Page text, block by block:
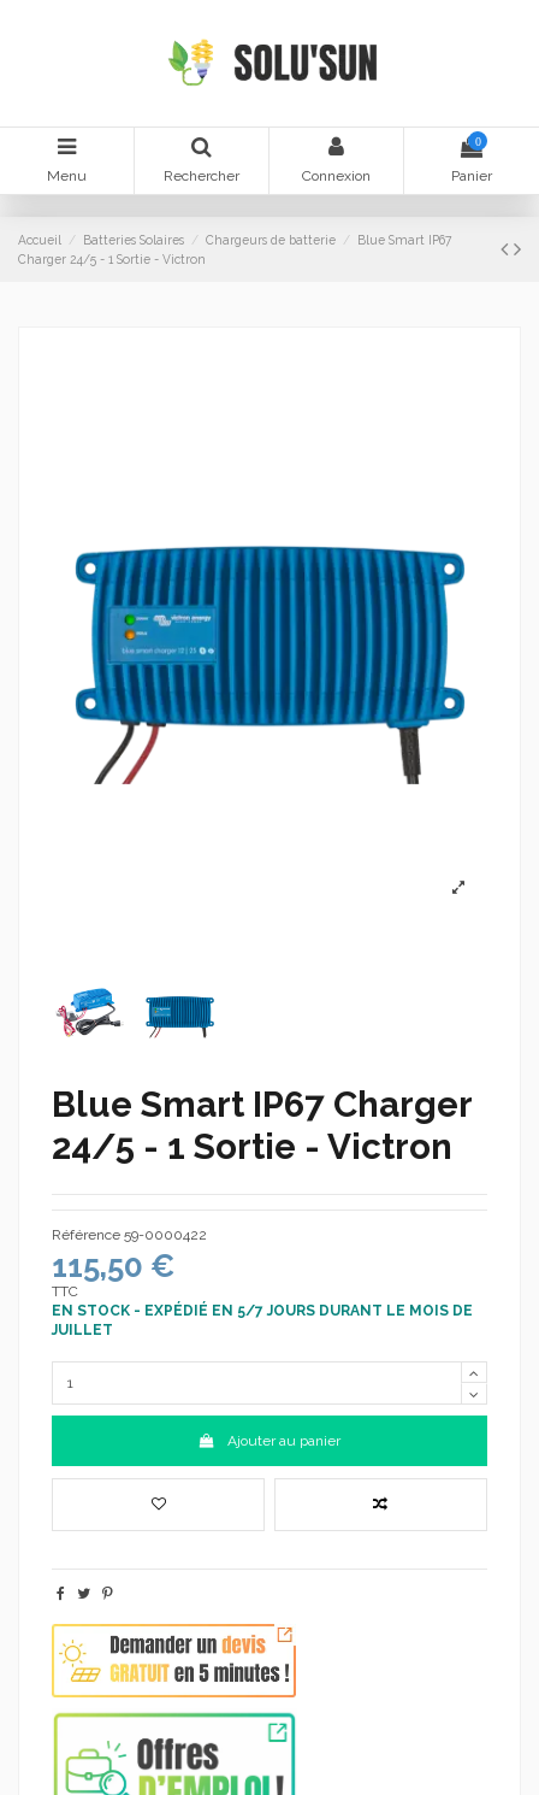
Menu Rechercher Connexion
0
Panier
Accueil Batteries Solaires Chargeurs de batterie
Blue Smart IP67
Charger 24/5 - 1 Sortie - Victron
Blue Smart IP67 Charger
24/5 - 1 Sortie - Victron
Référence 59-0000422
115,50 €
TTC
EN STOCK - EXPÉDIÉ EN 5/7 JOURS DURANT LE MOIS DE
JUILLET
Ajouter au panier